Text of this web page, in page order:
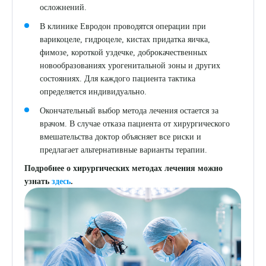
осложнений.
В клинике Евродон проводятся операции при
варикоцеле, гидроцеле, кистах придатка яичка,
фимозе, короткой уздечке, доброкачественных
новообразованиях урогенитальной зоны и других
состояниях. Для каждого пациента тактика
определяется индивидуально.
Окончательный выбор метода лечения остается за
врачом. В случае отказа пациента от хирургического
вмешательства доктор объясняет все риски и
предлагает альтернативные варианты терапии.
Подробнее о хирургических методах лечения можно
узнатьздесь.